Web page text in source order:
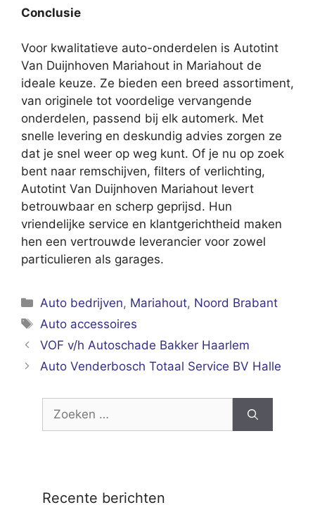
Conclusie
Voor kwalitatieve auto-onderdelen is Autotint
Van Duijnhoven Mariahout in Mariahout de
ideale keuze. Ze bieden een breed assortiment,
van originele tot voordelige vervangende
onderdelen, passend bij elk automerk. Met
snelle levering en deskundig advies zorgen ze
dat je snel weer op weg kunt. Of je nu op zoek
bent naar remschijven, filters of verlichting,
Autotint Van Duijnhoven Mariahout levert
betrouwbaar en scherp geprijsd. Hun
vriendelijke service en klantgerichtheid maken
hen een vertrouwde leverancier voor zowel
particulieren als garages.
Categorieën
Auto bedrijven, Mariahout, Noord Brabant
Tags
Auto accessoires
VOF v/h Autoschade Bakker Haarlem
Auto Venderbosch Totaal Service BV Halle
Zoek
Recente berichten